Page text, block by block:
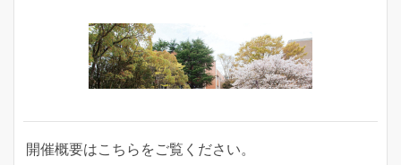
開催概要はこちらをご覧ください。